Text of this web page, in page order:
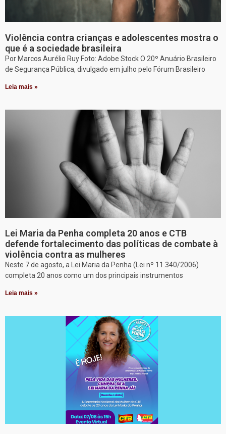
Violência contra crianças e adolescentes mostra o
que é a sociedade brasileira
Por Marcos Aurélio Ruy Foto: Adobe Stock O 20º Anuário Brasileiro
de Segurança Pública, divulgado em julho pelo Fórum Brasileiro
Leia mais »
Lei Maria da Penha completa 20 anos e CTB
defende fortalecimento das políticas de combate à
violência contra as mulheres
Neste 7 de agosto, a Lei Maria da Penha (Lei nº 11.340/2006)
completa 20 anos como um dos principais instrumentos
Leia mais »